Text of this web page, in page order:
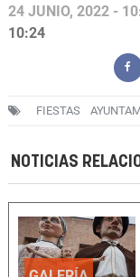
24 JUNIO, 2022 -
10:24
FIESTAS
NOTICIAS